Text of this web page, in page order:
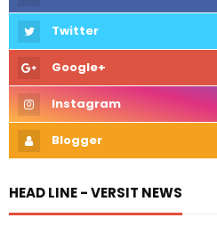
Twitter
Google+
Instagram
Blogger
HEAD LINE - VERSIT NEWS